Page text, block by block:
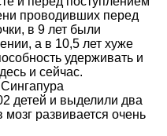
проводивших перед
в 9 лет были
а в 10,5 лет хуже
удерживать и
и сейчас.
детей и выделили два
развивается очень